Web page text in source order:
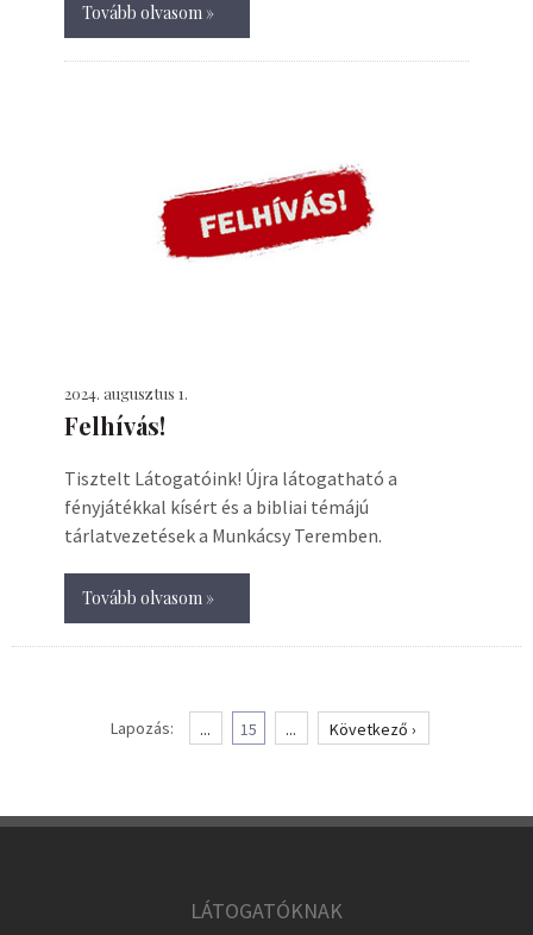
Tovább olvasom »
2024. augusztus 1.
Felhívás!
Tisztelt Látogatóink! Újra látogatható a
fényjátékkal kísért és a bibliai témájú
tárlatvezetések a Munkácsy Teremben.
Tovább olvasom »
Lapozás: ... 15 ... Következő ›
LÁTOGATÓKNAK